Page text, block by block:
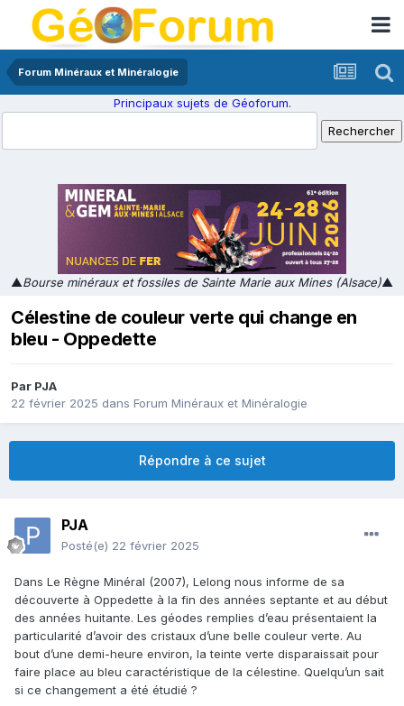
Forum Minéraux et Minéralogie
Principaux sujets de Géoforum.
▲Bourse minéraux et fossiles de Sainte Marie aux Mines (Alsace)▲
Célestine de couleur verte qui change en
bleu - Oppedette
Par PJA
22 février 2025 dans Forum Minéraux et Minéralogie
Répondre à ce sujet
PJA
Posté(e) 22 février 2025
Dans Le Règne Minéral (2007), Lelong nous informe de sa
découverte à Oppedette à la fin des années septante et au début
des années huitante. Les géodes remplies d’eau présentaient la
particularité d’avoir des cristaux d’une belle couleur verte. Au
bout d’une demi-heure environ, la teinte verte disparaissait pour
faire place au bleu caractéristique de la célestine. Quelqu’un sait
si ce changement a été étudié ?